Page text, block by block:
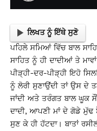
ਲਿਖਤ ਨੂੰ ਇੱਥੇ ਸੁਣੋ
ਪਹਿਲੇ ਸਮਿਆਂ ਵਿੱਚ ਬਾਲ
ਸਾਹਿਤ ਨੂੰ ਹੀ ਦਾਦੀਆਂ ਤੇ
ਪੀੜ੍ਹੀ-ਦਰ-ਪੀੜ੍ਹੀ ਇਹੋ
ਨੂੰ ਲੋਰੀ ਸੁਣਾਉਂਦੀ ਤਾਂ ਉਸ ਦੇ
ਜਾਂਦੀ ਅਤੇ ਤਰੰਗਤ ਬਾਲ ਘੂਕ
ਦਾਦੀ, ਆਪਣੀ ਮਾਂ ਦੇ ਗੋਡੇ ਮੁੱਢ
ਸੁਣ ਕੇ ਹੀ ਹੱਟਦਾ। ਬਾਤਾਂ